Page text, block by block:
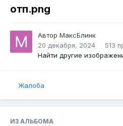
отп.png
Автор МаксБлинк
20 декабря, 2024
513
Найти другие
Жалоба
ИЗ АЛЬБОМА